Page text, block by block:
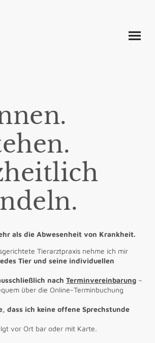
als die Abwesenheit von Krankheit.
Tierarztpraxis nehme ich mir
Tier und seine individuellen
nach Terminvereinbarung –
über die Online-Terminbuchung
dass ich keine offene Sprechstunde
vor Ort bar oder mit Karte.